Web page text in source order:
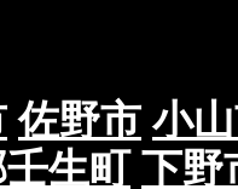
佐野市 小
生町 下野